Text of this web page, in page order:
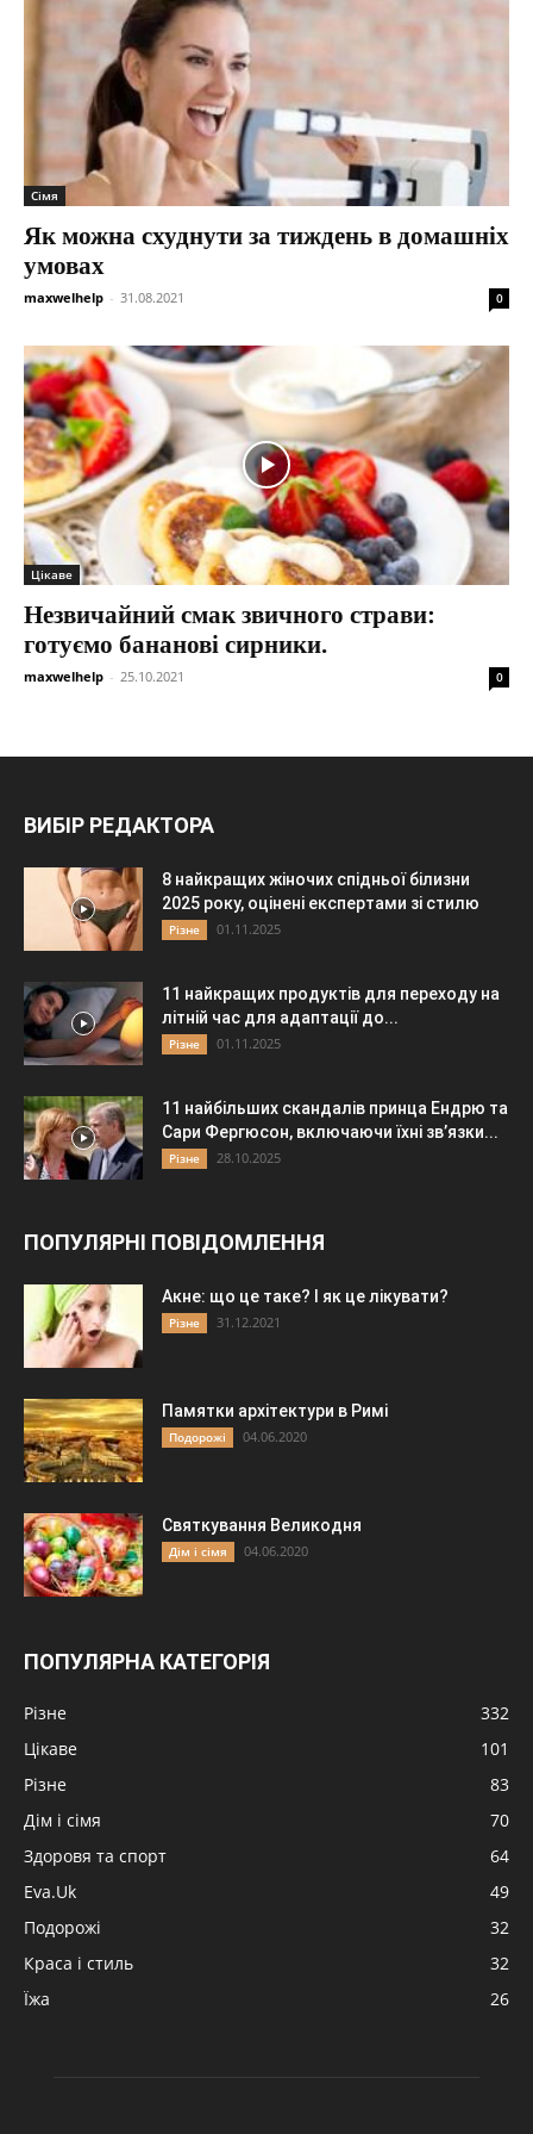
Сімя
Як можна схуднути за тиждень в домашніх
умовах
maxwelhelp - 31.08.2021 0
Цікаве
Незвичайний смак звичного страви:
готуємо бананові сирники.
maxwelhelp - 25.10.2021 0
ВИБІР РЕДАКТОРА
8 найкращих жіночих спідньої білизни
2025 року, оцінені експертами зі стилю
Різне 01.11.2025
11 найкращих продуктів для переходу на
літній час для адаптації до...
Різне 01.11.2025
11 найбільших скандалів принца Ендрю та
Сари Фергюсон, включаючи їхні зв’язки...
Різне 28.10.2025
ПОПУЛЯРНІ ПОВІДОМЛЕННЯ
Акне: що це таке? І як це лікувати?
Різне 31.12.2021
Памятки архітектури в Римі
Подорожі 04.06.2020
Святкування Великодня
Дім і сімя 04.06.2020
ПОПУЛЯРНА КАТЕГОРІЯ
Різне
332
Цікаве
101
Різне
83
Дім і сімя
70
Здоровя та спорт
64
Eva.Uk
49
Подорожі
32
Краса і стиль
32
Їжа
26